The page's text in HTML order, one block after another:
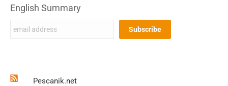
English Summary
Pescanik.net